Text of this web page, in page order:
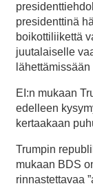
presidenttinä
boikottiliikettä
juutalaiselle
EI:n mukaan
edelleen
kertaakaan
Trumpin
mukaan BDS
rinnastettavaa